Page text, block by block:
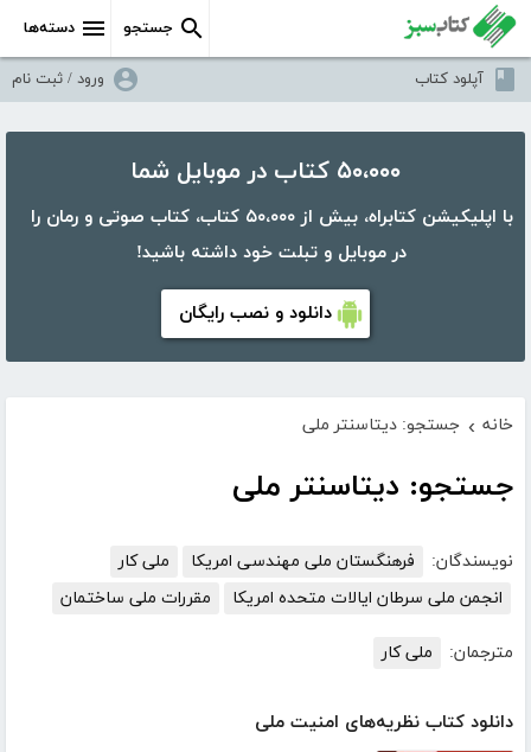
دسته‌ها جستجو
آپلود کتاب ورود / ثبت نام
۵۰،۰۰۰ کتاب در موبایل شما
با اپلیکیشن کتابراه، بیش از ۵۰،۰۰۰ کتاب، کتاب صوتی و رمان را
در موبایل و تبلت خود داشته باشید!
دانلود و نصب رایگان
خانه › جستجو: دیتاسنتر ملی
جستجو: دیتاسنتر ملی
نویسندگان: فرهنگستان ملی مهندسی امریکا
ملی کار
انجمن ملی سرطان ایالات متحده امریکا
مقررات ملی ساختمان
مترجمان: ملی کار
دانلود کتاب نظریه‌های امنیت ملی